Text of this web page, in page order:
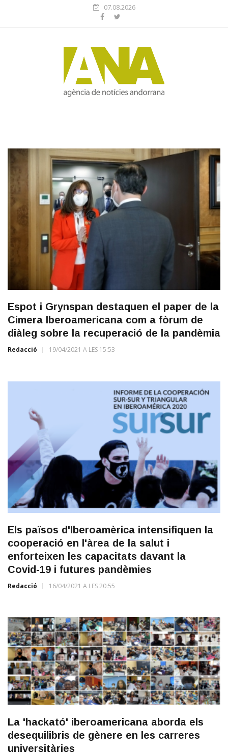
07.08.2026
Espot i Grynspan destaquen el paper de la
Cimera Iberoamericana com a fòrum de
diàleg sobre la recuperació de la pandèmia
Redacció 19/04/2021 A LES 15:53
Els països d'Iberoamèrica intensifiquen la
cooperació en l'àrea de la salut i
enforteixen les capacitats davant la
Covid-19 i futures pandèmies
Redacció 16/04/2021 A LES 20:55
La 'hackató' iberoamericana aborda els
desequilibris de gènere en les carreres
universitàries